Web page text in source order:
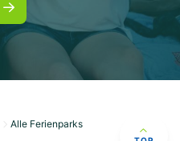
Alle Ferienparks